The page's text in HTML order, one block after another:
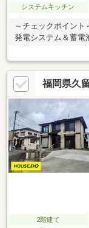
システムキッチン
～チェックポイン
発電システム＆蓄電
え＆クリーニング済
福岡県久
2階建て